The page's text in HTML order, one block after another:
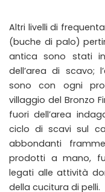
Altri livelli di
(buche di palo)
antica sono stati
dell’area di scavo;
sono con ogni
villaggio del Bronzo
fuori dell’area
ciclo di scavi sul
abbondanti
prodotti a mano,
legati alle attività
della cucitura di pelli.